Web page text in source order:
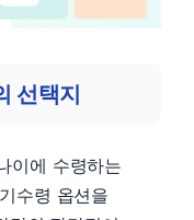
선택지
이에 수령하는
수령 옵션을